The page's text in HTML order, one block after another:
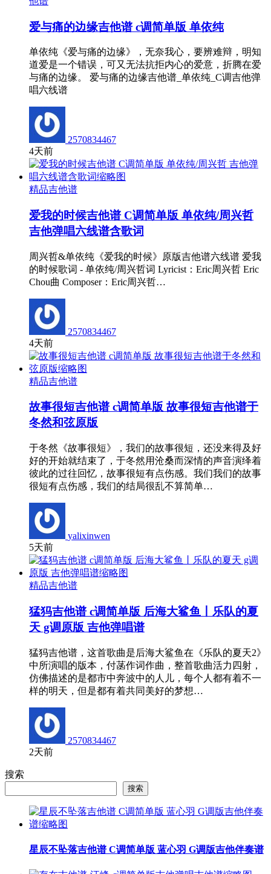
爱与痛的边缘吉他谱 c调简单版 单依纯
单依纯《爱与痛的边缘》，无奈我心，要辨难辩，明知
道爱是一个错误，可又无法抗拒内心的爱意，折腾在爱
与痛的边缘。 爱与痛的边缘吉他谱_单依纯_C调吉他弹
唱六线谱
2570834467
4天前
精品吉他谱
爱我的时候吉他谱 C调简单版 单依纯/周兴哲
吉他弹唱六线谱含歌词
周兴哲&单依纯《爱我的时候》原版吉他谱六线谱 爱我
的时候歌词 - 单依纯/周兴哲词 Lyricist：Eric周兴哲 Eric
Chou曲 Composer：Eric周兴哲…
2570834467
4天前
精品吉他谱
故事很短吉他谱 c调简单版 故事很短吉他谱于
冬然和弦原版
于冬然《故事很短》，我们的故事很短，还没来得及好
好的开始就结束了，于冬然用沧桑而深情的声音演绎着
彼此的过往回忆，故事很短有点伤感。我们我们的故事
很短有点伤感，我们的结局很乱不算简单…
yalixinwen
5天前
精品吉他谱
猛犸吉他谱 c调简单版 后海大鲨鱼丨乐队的夏
天 g调原版 吉他弹唱谱
猛犸吉他谱，这首歌曲是后海大鲨鱼在《乐队的夏天2》
中所演唱的版本，付菡作词作曲，整首歌曲活力四射，
仿佛描述的是都市中奔波中的人儿，每个人都有着不一
样的明天，但是都有着共同美好的梦想…
2570834467
2天前
搜索
搜索
星辰不坠落吉他谱 C调简单版 蓝心羽 G调版吉他伴奏谱